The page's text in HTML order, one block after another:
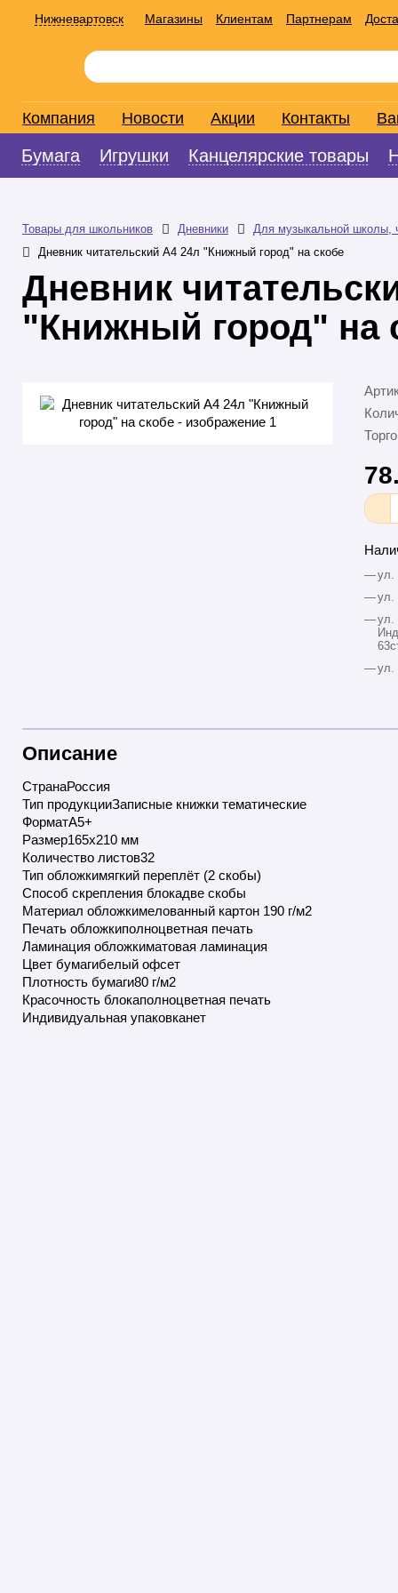
Нижневартовск Магазины Клиентам Партнерам
Компания Новости Акции Контакты
Бумага Игрушки Канцелярские товары
Товары для школьников Дневники
Для музыкальной школы,
Дневник читательский А4 24л "Книжный город" на скобе
Дневник
"Книжный город" на
—ул.
—ул.
—ул.
—ул.
Описание
СтранаРоссия
Тип продукцииЗаписные книжки тематические
ФорматА5+
Размер165х210 мм
Количество листов32
Тип обложкимягкий переплёт (2 скобы)
Способ скрепления блокадве скобы
Материал обложкимелованный картон 190 г/м2
Печать обложкиполноцветная печать
Ламинация обложкиматовая ламинация
Цвет бумагибелый офсет
Плотность бумаги80 г/м2
Красочность блокаполноцветная печать
Индивидуальная упаковканет